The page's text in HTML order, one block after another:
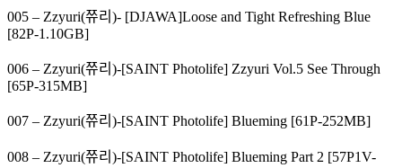
005 – Zzyuri(쮸리)- [DJAWA]Loose and Tight Refreshing Blue
[82P-1.10GB]
006 – Zzyuri(쮸리)-[SAINT Photolife] Zzyuri Vol.5 See Through
[65P-315MB]
007 – Zzyuri(쮸리)-[SAINT Photolife] Blueming [61P-252MB]
008 – Zzyuri(쮸리)-[SAINT Photolife] Blueming Part 2 [57P1V-